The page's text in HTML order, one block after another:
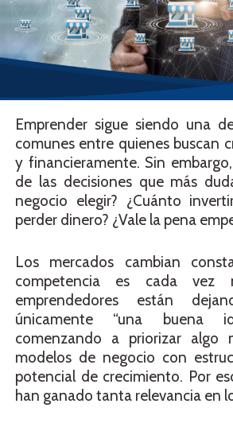
Emprender sigue siendo una
comunes entre quienes buscan
y financieramente. Sin
de las decisiones que más
negocio elegir? ¿Cuánto
perder dinero? ¿Vale la pena
Los mercados cambian
competencia es cada vez
emprendedores están
únicamente “una buena
comenzando a priorizar algo
modelos de negocio con
potencial de crecimiento. Por
han ganado tanta relevancia en